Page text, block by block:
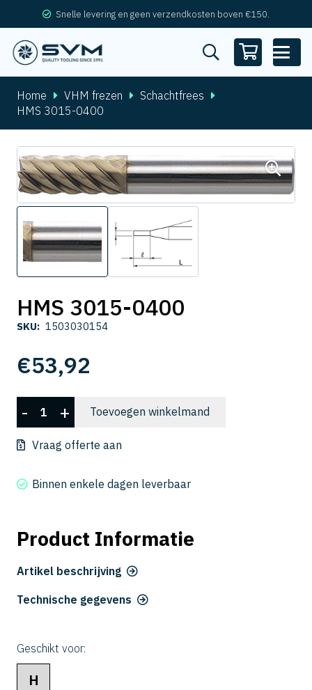
Snelle levering en geen verzendkosten boven €150.
Home VHM frezen
Schachtfrees
HMS 3015-0400
HMS 3015-0400
SKU: 1503030154
€53,92
3015-
0400
- + Toevoegen winkelmand
Vraag offerte aan
Binnen enkele dagen leverbaar
Product Informatie
Artikel beschrijving
Technische gegevens
Geschikt voor:
H